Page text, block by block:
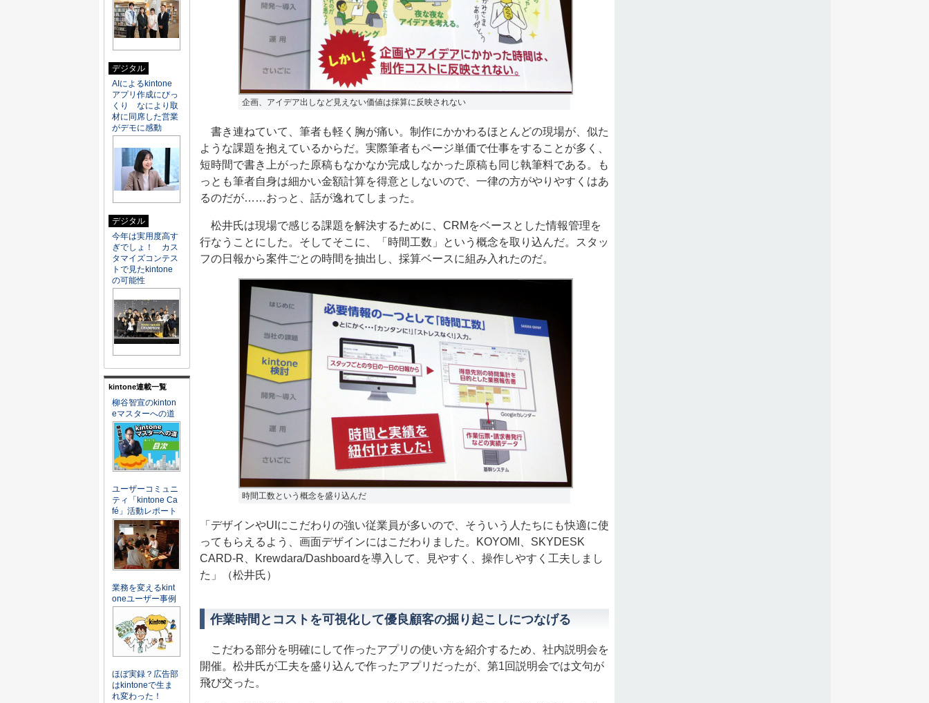
企画、アイデア出しなど見えない価値は採算に反映されない
書き連ねていて、筆者も軽く胸が痛い。制作にかかわるほとんどの現場が、似た
ような課題を抱えているからだ。実際筆者もページ単価で仕事をすることが多く、
短時間で書き上がった原稿もなかなか完成しなかった原稿も同じ執筆料である。も
っとも筆者自身は細かい金額計算を得意としないので、一律の方がやりやすくはあ
るのだが……おっと、話が逸れてしまった。
松井氏は現場で感じる課題を解決するために、CRMをベースとした情報管理を
行なうことにした。そしてそこに、「時間工数」という概念を取り込んだ。スタッ
フの日報から案件ごとの時間を抽出し、採算ベースに組み入れたのだ。
時間工数という概念を盛り込んだ
「デザインやUIにこだわりの強い従業員が多いので、そういう人たちにも快適に使
ってもらえるよう、画面デザインにはこだわりました。KOYOMI、SKYDESK
CARD-R、Krewdara/Dashboardを導入して、見やすく、操作しやすく工夫しまし
た」（松井氏）
作業時間とコストを可視化して優良顧客の掘り起こしにつなげる
こだわる部分を明確にして作ったアプリの使い方を紹介するため、社内説明会を
開催。松井氏が工夫を盛り込んで作ったアプリだったが、第1回説明会では文句が
飛び交った。
デジタル
AIによるkintone
アプリ作成にびっ
くり なにより取
材に同席した営業
がデモに感動
デジタル
今年は実用度高す
ぎでしょ！ カス
タマイズコンテス
トで見たkintone
の可能性
kintone連載一覧
柳谷智宣のkinton
eマスターへの道
ユーザーコミュニ
ティ「kintone Ca
fé」活動レポート
業務を変えるkint
oneユーザー事例
ほぼ実録？広告部
はkintoneで生ま
れ変わった！